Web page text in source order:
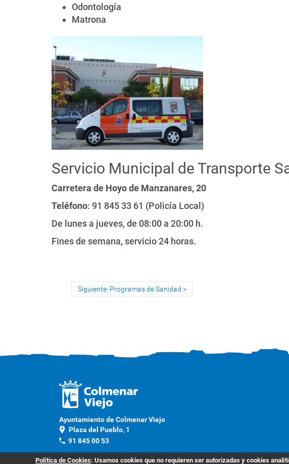
Odontología
Matrona
Servicio Municipal de Transporte
Carretera de Hoyo de Manzanares, 20
Teléfono: 91 845 33 61 (Policía Local)
De lunes a jueves, de 08:00 a 20:00 h.
Fines de semana, servicio 24 horas.
Siguiente: Programas de Sanidad
Ayuntamiento de Colmenar Viejo
location_on Plaza del Pueblo, 1
phone 91 845 00 53
Contacto
Política de Cookies: Usamos cookies que no requieren ser autorizadas y cookies